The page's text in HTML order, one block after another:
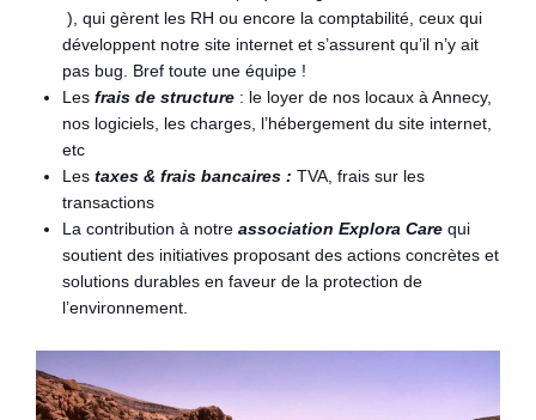
), qui gèrent les RH ou encore la comptabilité, ceux qui
développent notre site internet et s’assurent qu’il n’y ait
pas bug. Bref toute une équipe !
Les frais de structure: le loyer de nos locaux à Annecy,
nos logiciels, les charges, l’hébergement du site internet,
etc
Les taxes & frais bancaires : TVA, frais sur les
transactions
La contribution à notre association Explora Carequi
soutient des initiatives proposant des actions concrètes et
solutions durables en faveur de la protection de
l’environnement.